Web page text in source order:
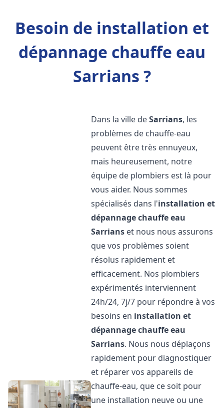
Besoin de installation et
dépannage chauffe eau
Sarrians ?
Dans la ville deSarrians, les
problèmes de chauffe-eau
peuvent être très ennuyeux,
mais heureusement, notre
équipe de plombiers est là pour
vous aider. Nous sommes
spécialisés dans l'installation et
dépannage chauffe eau
Sarrians et nous nous assurons
que vos problèmes soient
résolus rapidement et
efficacement. Nos plombiers
expérimentés interviennent
24h/24, 7j/7 pour répondre à vos
besoins en installation et
dépannage chauffe eau
Sarrians. Nous nous déplaçons
rapidement pour diagnostiquer
et réparer vos appareils de
chauffe-eau, que ce soit pour
une installation neuve ou une